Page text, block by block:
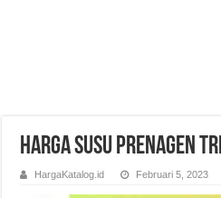
Harga Susu Prenagen
HargaKatalog.id Februari 5, 2023